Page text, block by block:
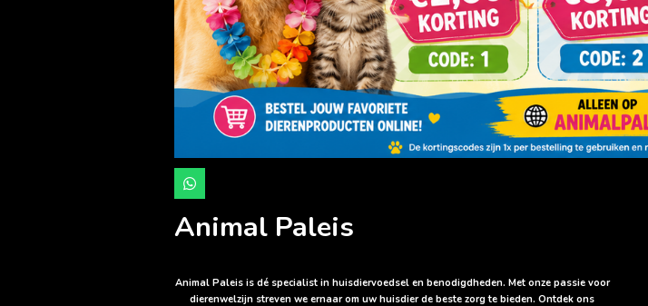
W
h
t
p
Animal Paleis
Animal Paleis is dé specialist in huisdiervoedsel en benodigdheden. Met onze passie voor
dierenwelzijn streven we ernaar om uw huisdier de beste zorg te bieden. Ontdek ons